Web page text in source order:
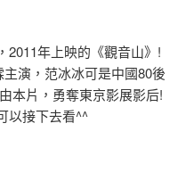
2011年上映的《觀音山》!
演，范冰冰可是中國80後
本片，勇奪東京影展影后!
以接下去看^^